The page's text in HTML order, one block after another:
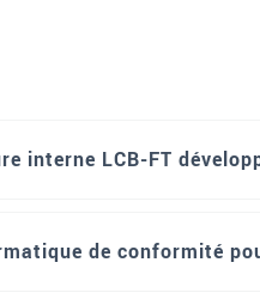
interne LCB-FT
de conformité